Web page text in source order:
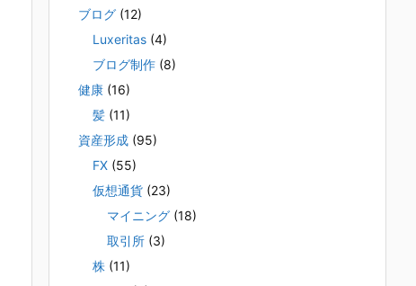
ブログ (12)
Luxeritas (4)
ブログ制作 (8)
健康 (16)
髪 (11)
資産形成 (95)
FX (55)
仮想通貨 (23)
マイニング (18)
取引所 (3)
株 (11)